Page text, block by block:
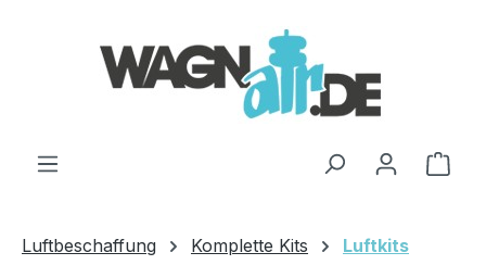
Luftbeschaffung Komplette Kits Luftkits